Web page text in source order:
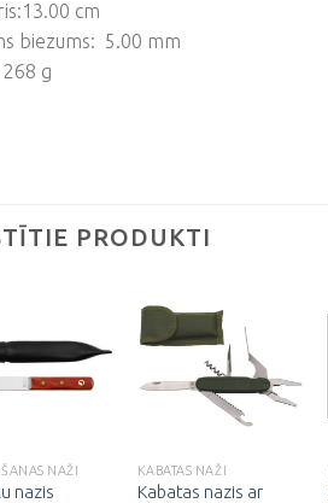
cm
biezums: 5.00 mm
268 g
PRODUKTI
Pievienot
NAŽI
nazis
Pievienot
vēlmju
sarakstam
KABATAS NAŽI
Kabatas nazis ar